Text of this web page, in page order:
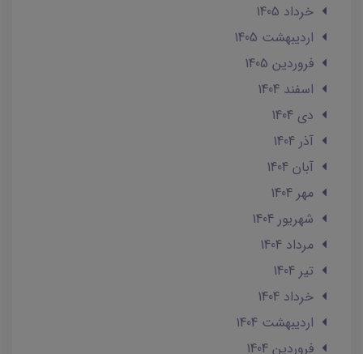
خرداد 1405
ارديبهشت 1405
فروردین 1405
اسفند 1404
دی 1404
آذر 1404
آبان 1404
مهر 1404
شهریور 1404
مرداد 1404
تير 1404
خرداد 1404
ارديبهشت 1404
فروردین 1404